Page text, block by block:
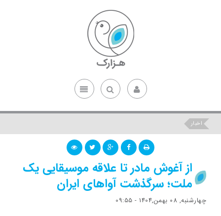
اخبار
از آغوش مادر تا علاقه موسیقایی یک
ملت؛ سرگذشت آواهای ایران
چهارشنبه, 08 بهمن,1404 - 09:55